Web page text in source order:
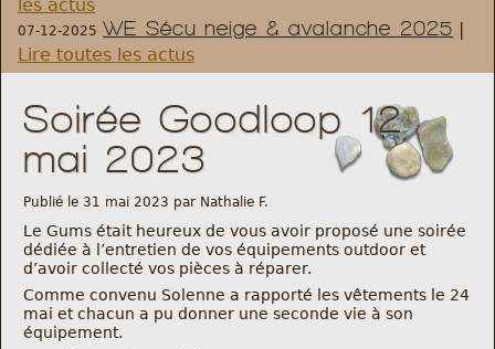
Règlement et statuts
Modalités d’inscriptions
Cartes découvertes
Comité Directeur
Frais kilométriques
Formation
les actus
07-12-2025 WE Sécu neige & avalanche 2025 |
Lire toutes les actus
Soirée Goodloop 12
mai 2023
Publié le 31 mai 2023 par Nathalie F.
Le Gums était heureux de vous avoir proposé une soirée
dédiée à l’entretien de vos équipements outdoor et
d’avoir collecté vos pièces à réparer.
Comme convenu Solenne a rapporté les vêtements le 24
mai et chacun a pu donner une seconde vie à son
équipement.